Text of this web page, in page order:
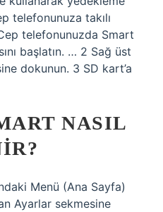
telefonunuza takılı
telefonunuzda Smart
başlatın. … 2 Sağ üst
dokunun. 3 SD kart’a
NASIL
Menü (Ana Sayfa)
Ayarlar sekmesine